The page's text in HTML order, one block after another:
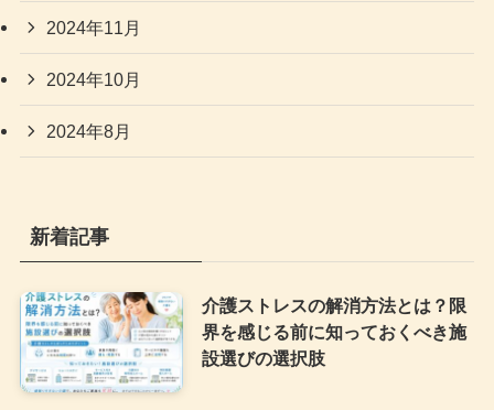
2024年11月
2024年10月
2024年8月
新着記事
介護ストレスの解消方法とは？限
界を感じる前に知っておくべき施
設選びの選択肢